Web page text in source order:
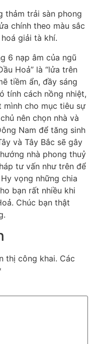
thảm trải sàn phong
chính theo màu sắc
giải tà khí.
6 nạp âm của ngũ
Hoả” là “lửa trên
tiềm ẩn, đầy sáng
tính cách nồng nhiệt,
mình cho mục tiêu sự
nên chọn nhà và
Nam để tăng sinh
và Tây Bắc sẽ gây
nhà phong thuỷ
tư vấn như trên để
vọng những chia
bạn rất nhiều khi
Chúc bạn thật
thị công khai. Các